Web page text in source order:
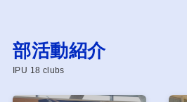
部活動紹介
IPU 18 clubs